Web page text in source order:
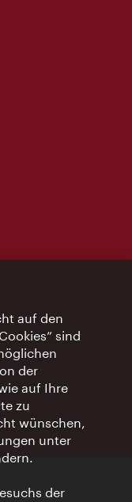
auf den
sind
der
auf Ihre
zu
wünschen,
unter
der